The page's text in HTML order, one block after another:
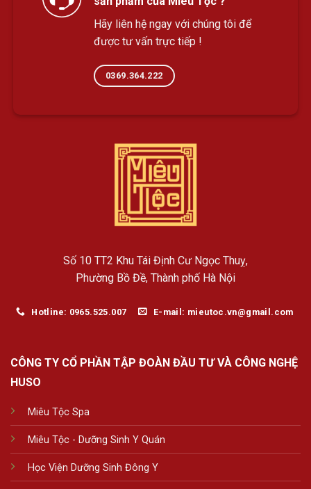
Hãy liên hệ ngay với chúng tôi để
được tư vấn trực tiếp !
0369.364.222
Số 10 TT2 Khu Tái Định Cư Ngọc Thuỵ,
Phường Bồ Đề, Thành phố Hà Nội
Hotline: 0965.525.007 E-mail: mieutoc.vn@gmail.com
CÔNG TY CỔ PHẦN TẬP ĐOÀN ĐẦU TƯ VÀ CÔNG NGHỆ
HUSO
Miêu Tộc Spa
Miêu Tộc - Dưỡng Sinh Y Quán
Học Viện Dưỡng Sinh Đông Y